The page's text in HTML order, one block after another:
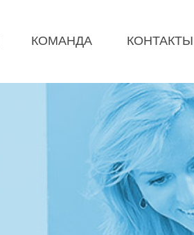
КОНТАКТЫ
КОМАНДА